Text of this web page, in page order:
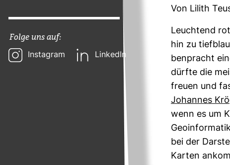
Folge uns auf:
Instagram LinkedIn
Von Lilith
Leuch­tend
hin zu
ben­pracht
dürfte die
freuen und
Johannes
wenn es um
bei der
Karten